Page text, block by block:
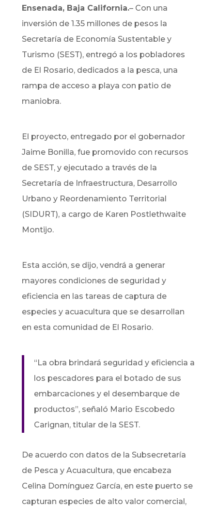
Ensenada, Baja California.– Con una
inversión de 1.35 millones de pesos la
Secretaría de Economía Sustentable y
Turismo (SEST), entregó a los pobladores
de El Rosario, dedicados a la pesca, una
rampa de acceso a playa con patio de
maniobra.
El proyecto, entregado por el gobernador
Jaime Bonilla, fue promovido con recursos
de SEST, y ejecutado a través de la
Secretaría de Infraestructura, Desarrollo
Urbano y Reordenamiento Territorial
(SIDURT), a cargo de Karen Postlethwaite
Montijo.
Esta acción, se dijo, vendrá a generar
mayores condiciones de seguridad y
eficiencia en las tareas de captura de
especies y acuacultura que se desarrollan
en esta comunidad de El Rosario.
“La obra brindará seguridad y eficiencia a
los pescadores para el botado de sus
embarcaciones y el desembarque de
productos”, señaló Mario Escobedo
Carignan, titular de la SEST.
De acuerdo con datos de la Subsecretaría
de Pesca y Acuacultura, que encabeza
Celina Domínguez García, en este puerto se
capturan especies de alto valor comercial,